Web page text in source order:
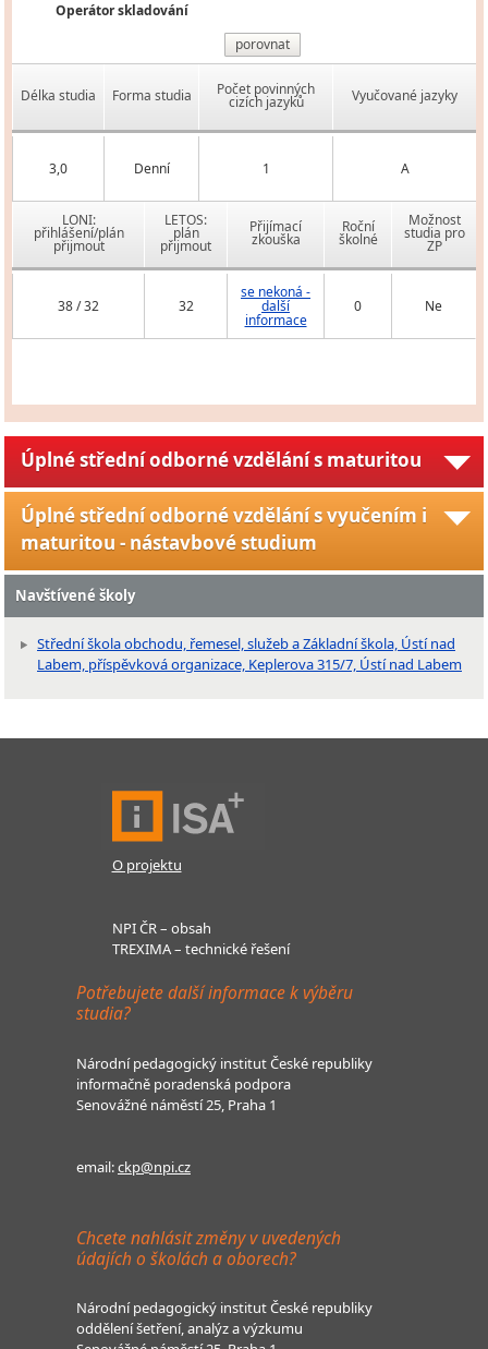
Operátor skladování
porovnat
Délka studia Forma studia Počet povinných
cizích jazyků Vyučované jazyky
3,0 Denní 1 A
LONI:
přihlášení/plán
přijmout
LETOS:
plán
přijmout
Přijímací
zkouška
Roční
školné
Možnost
studia pro
ZP
38 / 32 32
se nekoná -
další
informace
0 Ne
Úplné střední odborné vzdělání s maturitou
Úplné střední odborné vzdělání s vyučením i
maturitou - nástavbové studium
Navštívené školy
Střední škola obchodu, řemesel, služeb a Základní škola, Ústí nad
Labem, příspěvková organizace, Keplerova 315/7, Ústí nad Labem
O projektu
NPI ČR – obsah
TREXIMA – technické řešení
Potřebujete další informace k výběru
studia?
Národní pedagogický institut České republiky
informačně poradenská podpora
Senovážné náměstí 25, Praha 1
email:ckp@npi.cz
Chcete nahlásit změny v uvedených
údajích o školách a oborech?
Národní pedagogický institut České republiky
oddělení šetření, analýz a výzkumu